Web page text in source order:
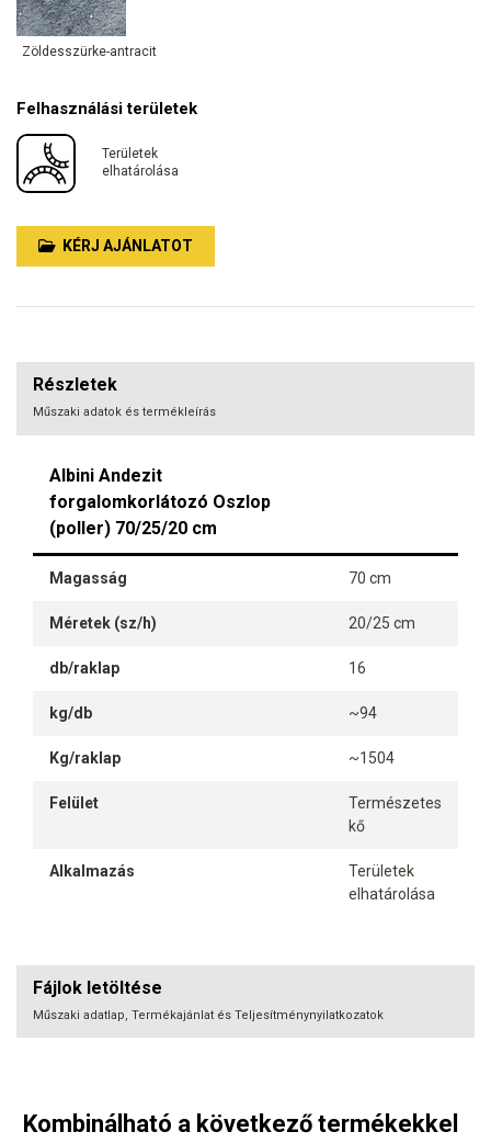
Zöldesszürke-antracit
Felhasználási területek
Területek
elhatárolása
KÉRJ AJÁNLATOT
Részletek
Műszaki adatok és termékleírás
Albini Andezit
forgalomkorlátozó Oszlop
(poller) 70/25/20 cm
Magasság 70 cm
Méretek (sz/h) 20/25 cm
db/raklap 16
kg/db ~94
Kg/raklap ~1504
Felület
Természetes
kő
Alkalmazás
Területek
elhatárolása
Fájlok letöltése
Műszaki adatlap, Termékajánlat és Teljesítménynyilatkozatok
Kombinálható a következő termékekkel